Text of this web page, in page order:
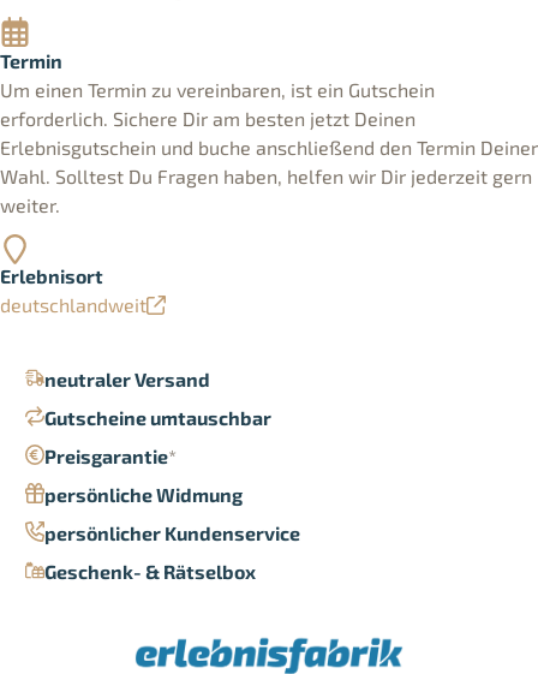
neutraler Versand
Gutscheine umtauschbar
Preisgarantie*
persönliche Widmung
persönlicher Kundenservice
Geschenk- & Rätselbox
Termin
Um einen Termin zu vereinbaren, ist ein Gutschein
erforderlich. Sichere Dir am besten jetzt Deinen
Erlebnisgutschein und buche anschließend den Termin Deiner
Wahl. Solltest Du Fragen haben, helfen wir Dir jederzeit gern
weiter.
Erlebnisort
deutschlandweit